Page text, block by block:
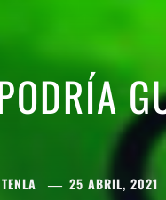
25 ABRIL, 2021